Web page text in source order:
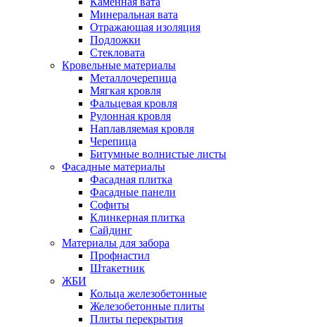
Минеральная вата
Отражающая изоляция
Подложки
Стекловата
Кровельные материалы
Металлочерепица
Мягкая кровля
Фальцевая кровля
Рулонная кровля
Наплавляемая кровля
Черепица
Битумные волнистые листы
Фасадные материалы
Фасадная плитка
Фасадные панели
Софиты
Клинкерная плитка
Сайдинг
Материалы для забора
Профнастил
Штакетник
ЖБИ
Кольца железобетонные
Железобетонные плиты
Плиты перекрытия